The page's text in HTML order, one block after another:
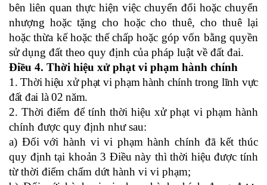
bên liên quan thực hiện việc chuyển đổi hoặc chuyển
nhượng hoặc tặng cho hoặc cho thuê, cho thuê lại
hoặc thừa kế hoặc thế chấp hoặc góp vốn bằng quyền
sử dụng đất theo quy định của pháp luật về đất đai.
Điều 4. Thời hiệu xử phạt vi phạm hành chính
1. Thời hiệu xử phạt vi phạm hành chính trong lĩnh vực
đất đai là 02 năm.
2. Thời điểm để tính thời hiệu xử phạt vi phạm hành
chính được quy định như sau:
a) Đối với hành vi vi phạm hành chính đã kết thúc
quy định tại khoản 3 Điều này thì thời hiệu được tính
từ thời điểm chấm dứt hành vi vi phạm;